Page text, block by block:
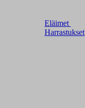
Eläimet
Harrastukset